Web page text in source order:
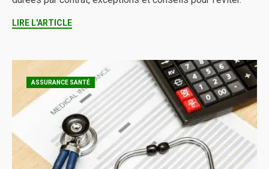
LIRE L'ARTICLE
ASSURANCE SANTÉ